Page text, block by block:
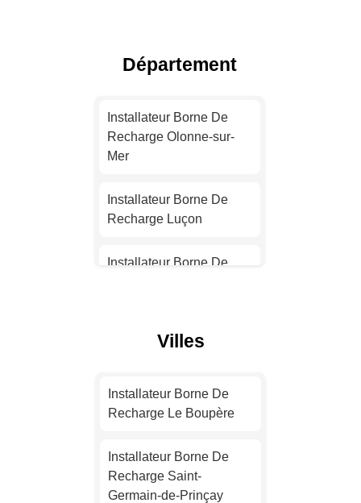
Recharge Nice
Installateur Borne De
Installateur Borne De
Installateur Borne De
Installateur Borne De
Installateur Borne De
Recharge Rennes
Département
Installateur Borne De
Recharge Olonne-sur-
Mer
Installateur Borne De
Recharge Luçon
Installateur Borne De
Installateur Borne De
Vie
Villes
Installateur Borne De
Recharge Le Boupère
Installateur Borne De
Recharge Saint-
Germain-de-Prinçay